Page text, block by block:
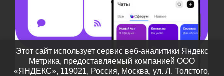
Этот сайт использует сервис веб-аналитики Яндекс
Метрика, предоставляемый компанией ООО
«ЯНДЕКС», 119021, Россия, Москва, ул. Л. Толстого,